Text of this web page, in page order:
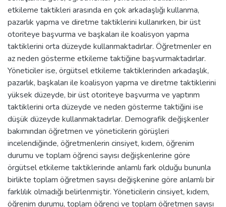
etkileme taktikleri arasında en çok arkadaşlığı kullanma,
pazarlık yapma ve diretme taktiklerini kullanırken, bir üst
otoriteye başvurma ve başkaları ile koalisyon yapma
taktiklerini orta düzeyde kullanmaktadırlar. Öğretmenler en
az neden gösterme etkileme taktiğine başvurmaktadırlar.
Yöneticiler ise, örgütsel etkileme taktiklerinden arkadaşlık,
pazarlık, başkaları ile koalisyon yapma ve diretme taktiklerini
yüksek düzeyde, bir üst otoriteye başvurma ve yaptırım
taktiklerini orta düzeyde ve neden gösterme taktiğini ise
düşük düzeyde kullanmaktadırlar. Demografik değişkenler
bakımından öğretmen ve yöneticilerin görüşleri
incelendiğinde, öğretmenlerin cinsiyet, kıdem, öğrenim
durumu ve toplam öğrenci sayısı değişkenlerine göre
örgütsel etkileme taktiklerinde anlamlı fark olduğu bununla
birlikte toplam öğretmen sayısı değişkenine göre anlamlı bir
farklılık olmadığı belirlenmiştir. Yöneticilerin cinsiyet, kıdem,
öğrenim durumu, toplam öğrenci ve toplam öğretmen sayısı